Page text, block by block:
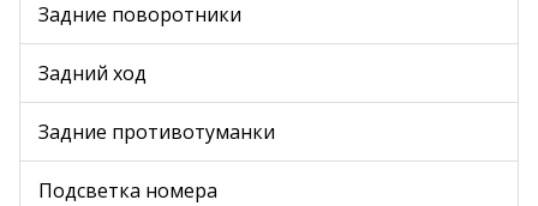
Задние поворотники
Задний ход
Задние противотуманки
Подсветка номера